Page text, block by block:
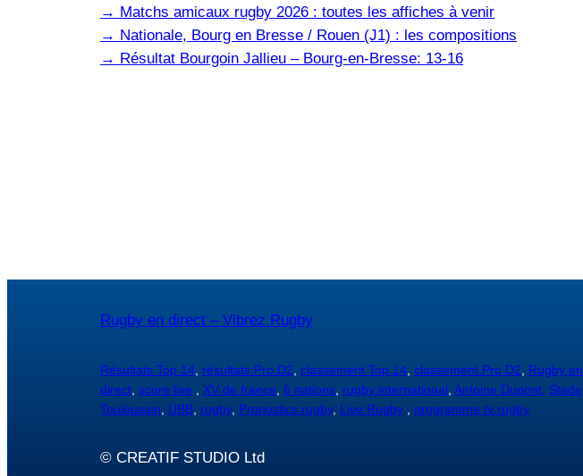
→ Matchs amicaux rugby 2026 : toutes les affiches à venir
→ Nationale, Bourg en Bresse / Rouen (J1) : les compositions
→ Résultat Bourgoin Jallieu – Bourg-en-Bresse: 13-16
Rugby en direct – Vibrez Rugby
Résultats Top 14 résultats Pro D2 classement Top 14 classement Pro D2
Rugby en
direct score live XV de france 6 nations rugby international Antoine Dupont, Stade
Toulousain
UBB rugby, Pronostics rugby, Live Rugby programme tv rugby
© CREATIF STUDIO Ltd